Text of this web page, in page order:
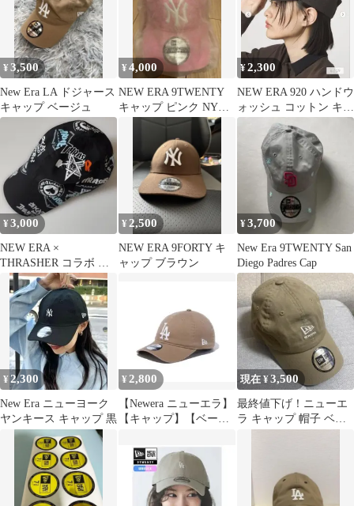
¥3,500
New Era LA ドジャース
キャップ ベージュ
¥4,000
NEW ERA 9TWENTY
キャップ ピンク NYロ
¥2,300
NEW ERA 920 ハンドウ
ォッシュ コットン キャ
ップ ブラウン
¥3,000
NEW ERA ×
THRASHER コラボ デ
ザイン キャップ新品未
使用
¥2,500
NEW ERA 9FORTY キ
ャップ ブラウン
¥3,700
New Era 9TWENTY San
Diego Padres Cap
¥2,300
New Era ニューヨーク
ヤンキース キャップ 黒
¥2,800
【Newera ニューエラ】
【キャップ】【ベージ
現在 ¥3,500
最終値下げ！ニューエ
ラ キャップ 帽子 ベー